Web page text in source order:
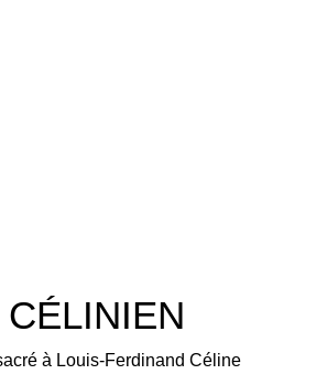
à Louis-Ferdinand Céline